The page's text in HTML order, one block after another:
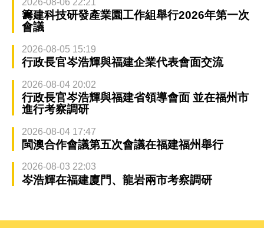
籌建科技研發產業園工作組舉行2026年第一次
會議
2026-08-05 15:19
行政長官岑浩輝與福建企業代表會面交流
2026-08-04 20:02
行政長官岑浩輝與福建省領導會面 並在福州市
進行考察調研
2026-08-04 17:47
閩澳合作會議第五次會議在福建福州舉行
2026-08-03 22:03
岑浩輝在福建廈門、龍岩兩市考察調研